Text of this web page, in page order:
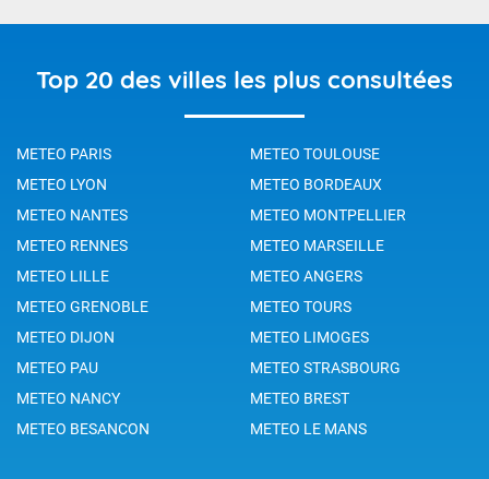
Top 20 des villes les plus consultées
METEO PARIS
METEO TOULOUSE
METEO LYON
METEO BORDEAUX
METEO NANTES
METEO MONTPELLIER
METEO RENNES
METEO MARSEILLE
METEO LILLE
METEO ANGERS
METEO GRENOBLE
METEO TOURS
METEO DIJON
METEO LIMOGES
METEO PAU
METEO STRASBOURG
METEO NANCY
METEO BREST
METEO BESANCON
METEO LE MANS